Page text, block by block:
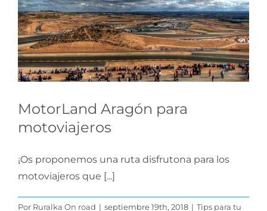
motoviajeros
Tips para tu Ruta
MotorLand Aragón para
motoviajeros
¡Os proponemos una ruta disfrutona para los
motoviajeros que [...]
Por Ruralka On road | septiembre 19th, 2018 | Tips para tu